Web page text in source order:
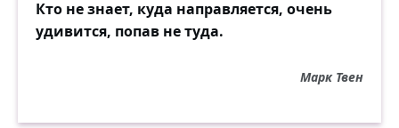
Кто не знает, куда направляется, очень
удивится, попав не туда.
Марк Твен